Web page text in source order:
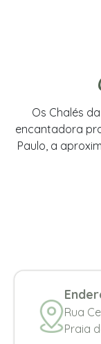
Os Chalés
encantadora
Paulo, a
Rua
Praia